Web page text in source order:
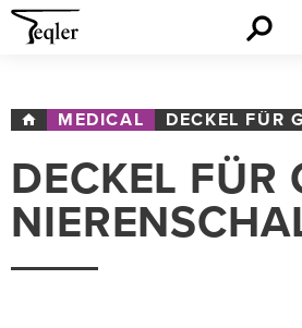
MEDICAL
DECKEL FÜR